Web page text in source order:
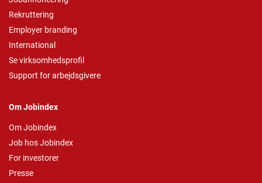
Rekruttering
Employer branding
International
Se virksomhedsprofil
Support for arbejdsgivere
Om Jobindex
Om Jobindex
Job hos Jobindex
For investorer
Presse